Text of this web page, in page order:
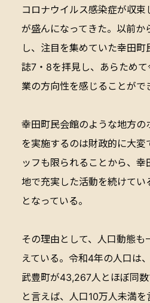
コロナウイルス感染症が収
が盛んになってきた。以前か
し、注目を集めていた幸田
誌7・8を拝見し、あらため
業の方向性を感じることがで
幸田町民会館のような地方の
を実施するのは財政的に大変
ッフも限られることから、
地で充実した活動を続けてい
となっている。
その理由として、人口動態も
えている。令和4年の人口は
武豊町が43,267人とほぼ同
と言えば、人口10万人未満を